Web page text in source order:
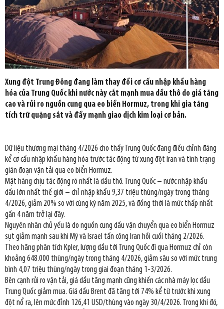
Xung đột Trung Đông đang làm thay đổi cơ cấu nhập khẩu hàng
hóa của Trung Quốc khi nước này cắt mạnh mua dầu thô do giá tăng
cao và rủi ro nguồn cung qua eo biển Hormuz, trong khi gia tăng
tích trữ quặng sắt và đẩy mạnh giao dịch kim loại cơ bản.
Dữ liệu thương mại tháng 4/2026 cho thấy Trung Quốc đang điều chỉnh đáng
kể cơ cấu nhập khẩu hàng hóa trước tác động từ xung đột Iran và tình trạng
gián đoạn vận tải qua eo biển Hormuz.
Mặt hàng chịu tác động rõ nhất là dầu thô. Trung Quốc – nước nhập khẩu
dầu lớn nhất thế giới – chỉ nhập khẩu 9,37 triệu thùng/ngày trong tháng
4/2026, giảm 20% so với cùng kỳ năm 2025, và đồng thời là mức thấp nhất
gần 4 năm trở lại đây.
Nguyên nhân chủ yếu là do nguồn cung dầu vận chuyển qua eo biển Hormuz
sụt giảm mạnh sau khi Mỹ và Israel tấn công Iran hồi cuối tháng 2/2026.
Theo hãng phân tích Kpler, lượng dầu tới Trung Quốc đi qua Hormuz chỉ còn
khoảng 648.000 thùng/ngày trong tháng 4/2026, giảm sâu so với mức trung
bình 4,07 triệu thùng/ngày trong giai đoạn tháng 1-3/2026.
Bên cạnh rủi ro vận tải, giá dầu tăng mạnh cũng khiến các nhà máy lọc dầu
Trung Quốc giảm mua. Giá dầu Brent đã tăng tới 74% kể từ trước khi xung
đột nổ ra, lên mức đỉnh 126,41 USD/thùng vào ngày 30/4/2026. Trong khi đó,